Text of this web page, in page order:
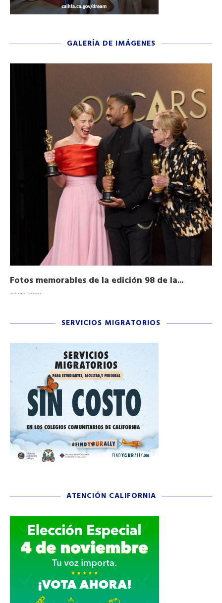
GALERÍA DE IMÁGENES
Fotos memorables de la edición 98 de la...
03/16/2026
SERVICIOS MIGRATORIOS
ATENCIÓN CALIFORNIA